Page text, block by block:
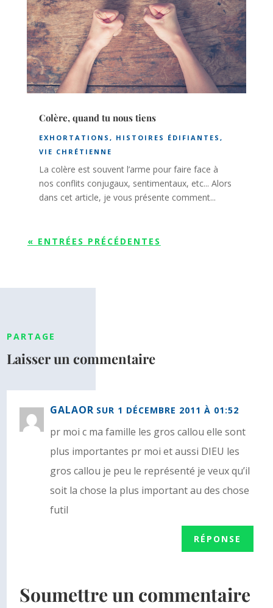
Colère, quand tu nous tiens
EXHORTATIONS , HISTOIRES ÉDIFIANTES ,
VIE CHRÉTIENNE
La colère est souvent l’arme pour faire face à
nos conflits conjugaux, sentimentaux, etc... Alors
dans cet article, je vous présente comment...
« ENTRÉES PRÉCÉDENTES
PARTAGE
Laisser un commentaire
GALAOR SUR 1 DÉCEMBRE 2011 À 01:52
pr moi c ma famille les gros callou elle sont
plus importantes pr moi et aussi DIEU les
gros callou je peu le représenté je veux qu’il
soit la chose la plus important au des chose
futil
RÉPONSE
Soumettre un commentaire